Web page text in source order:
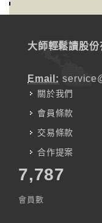
大師輕鬆讀股份
Email:
關於我們
會員條款
交易條款
合作提案
7,787
會員數